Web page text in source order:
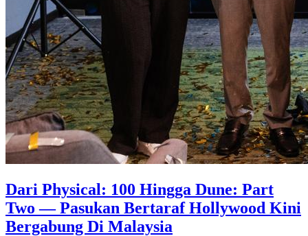
Dari Physical: 100 Hingga Dune: Part
Two — Pasukan Bertaraf Hollywood Kini
Bergabung Di Malaysia